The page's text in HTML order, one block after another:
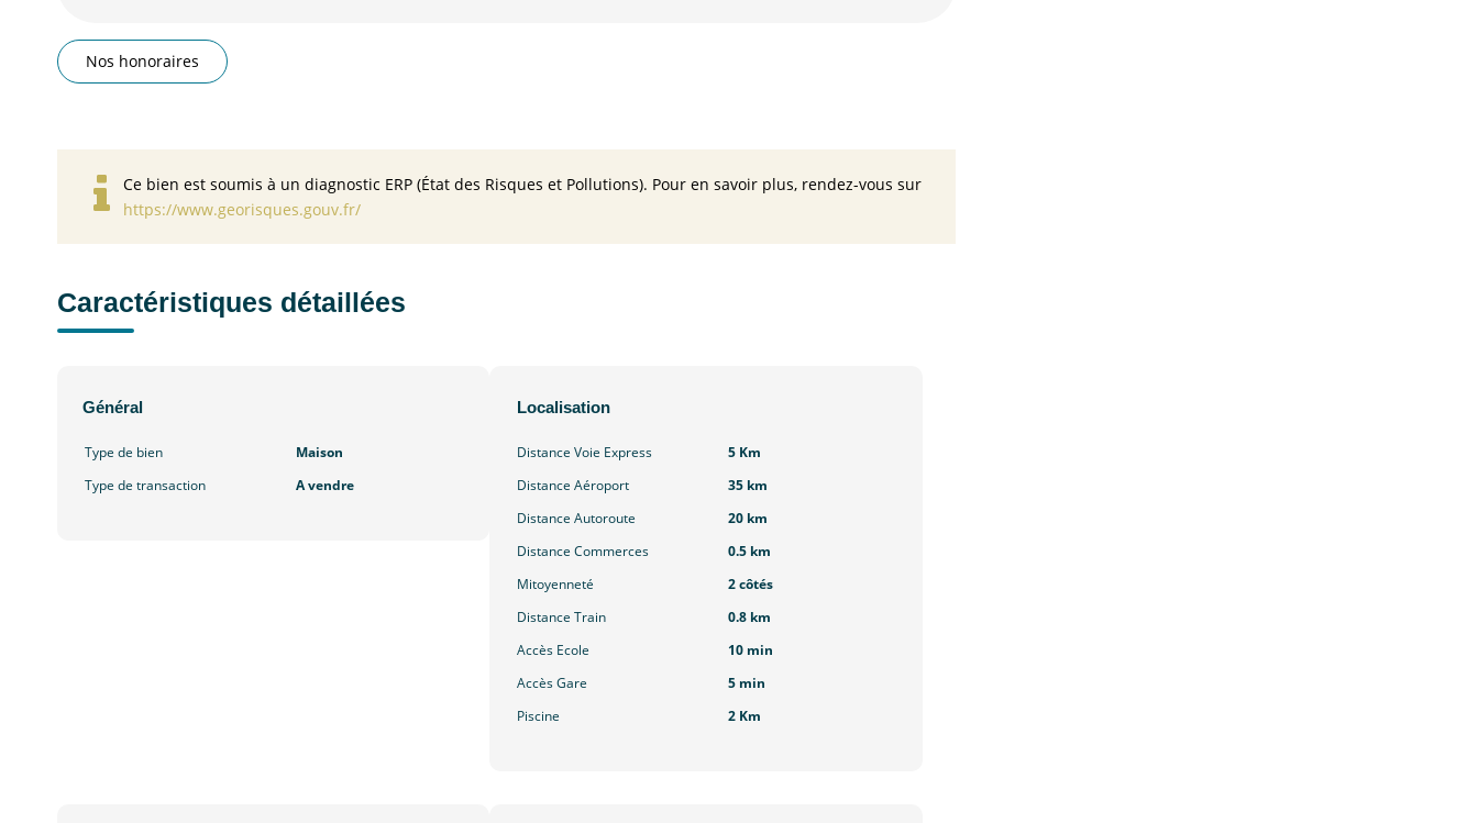
Nos honoraires
Ce bien est soumis à un diagnostic ERP (État des Risques et Pollutions). Pour en savoir plus, rendez-vous sur
https://www.georisques.gouv.fr/
Caractéristiques détaillées
Général
Type de bien
Maison
Type de transaction
A vendre
Localisation
Distance Voie Express
5 Km
Distance Aéroport
35 km
Distance Autoroute
20 km
Distance Commerces
0.5 km
Mitoyenneté
2 côtés
Distance Train
0.8 km
Accès Ecole
10 min
Accès Gare
5 min
Piscine
2 Km